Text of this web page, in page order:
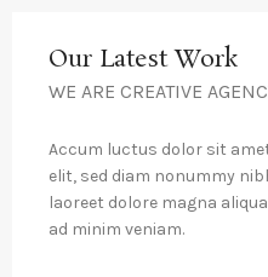
Our Latest Work
WE ARE CREATIVE
Accum luctus dolor sit
elit, sed diam nonummy
laoreet dolore magna
ad minim veniam.